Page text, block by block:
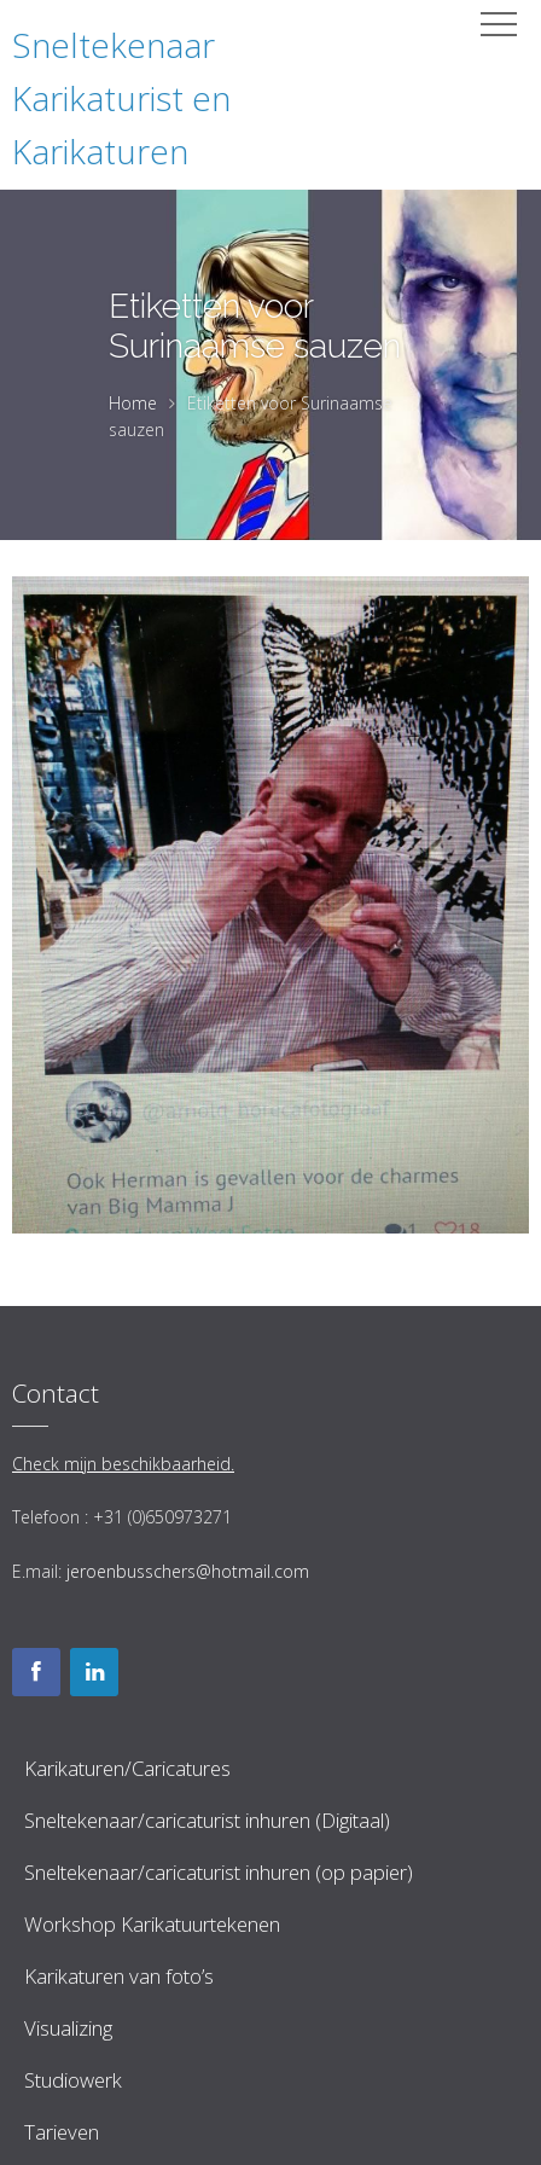
Sneltekenaar
Karikaturist en
Karikaturen
Etiketten voor
Surinaamse sauzen
Home
Etiketten voor Surinaamse
sauzen
Contact
Check mijn beschikbaarheid.
Telefoon : +31 (0)650973271
E.mail: jeroenbusschers@hotmail.com
Karikaturen/Caricatures
Sneltekenaar/caricaturist inhuren (Digitaal)
Sneltekenaar/caricaturist inhuren (op papier)
Workshop Karikatuurtekenen
Karikaturen van foto’s
Visualizing
Studiowerk
Tarieven